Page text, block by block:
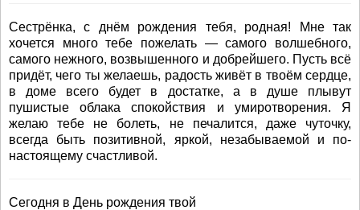
Сестрёнка, с днём рождения тебя, родная! Мне так
хочется много тебе пожелать — самого волшебного,
самого нежного, возвышенного и добрейшего. Пусть всё
придёт, чего ты желаешь, радость живёт в твоём сердце,
в доме всего будет в достатке, а в душе плывут
пушистые облака спокойствия и умиротворения. Я
желаю тебе не болеть, не печалится, даже чуточку,
всегда быть позитивной, яркой, незабываемой и по-
настоящему счастливой.
Сегодня в День рождения твой